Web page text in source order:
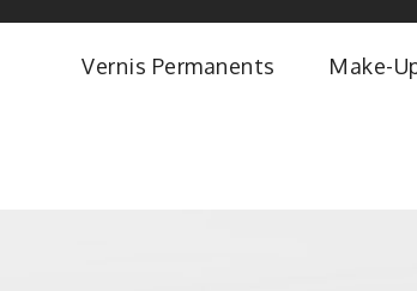
Vernis Permanents Make-